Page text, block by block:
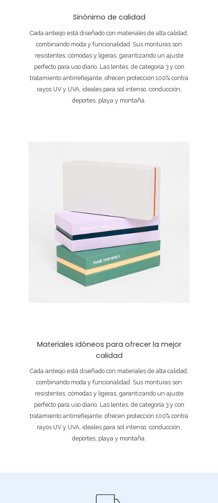
Sinónimo de calidad
Cada anteojo está diseñado con materiales de alta calidad,
combinando moda y funcionalidad. Sus monturas son
resistentes, cómodas y ligeras, garantizando un ajuste
perfecto para uso diario. Las lentes, de categoría 3 y con
tratamiento antirreflejante, ofrecen protección 100% contra
rayos UV y UVA, ideales para sol intenso, conducción,
deportes, playa y montaña.
Materiales idóneos para ofrecer la mejor
calidad
Cada anteojo está diseñado con materiales de alta calidad,
combinando moda y funcionalidad. Sus monturas son
resistentes, cómodas y ligeras, garantizando un ajuste
perfecto para uso diario. Las lentes, de categoría 3 y con
tratamiento antirreflejante, ofrecen protección 100% contra
rayos UV y UVA, ideales para sol intenso, conducción,
deportes, playa y montaña.